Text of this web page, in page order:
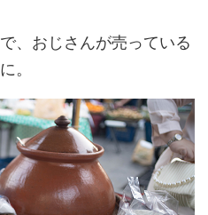
、おじさんが売っている
。